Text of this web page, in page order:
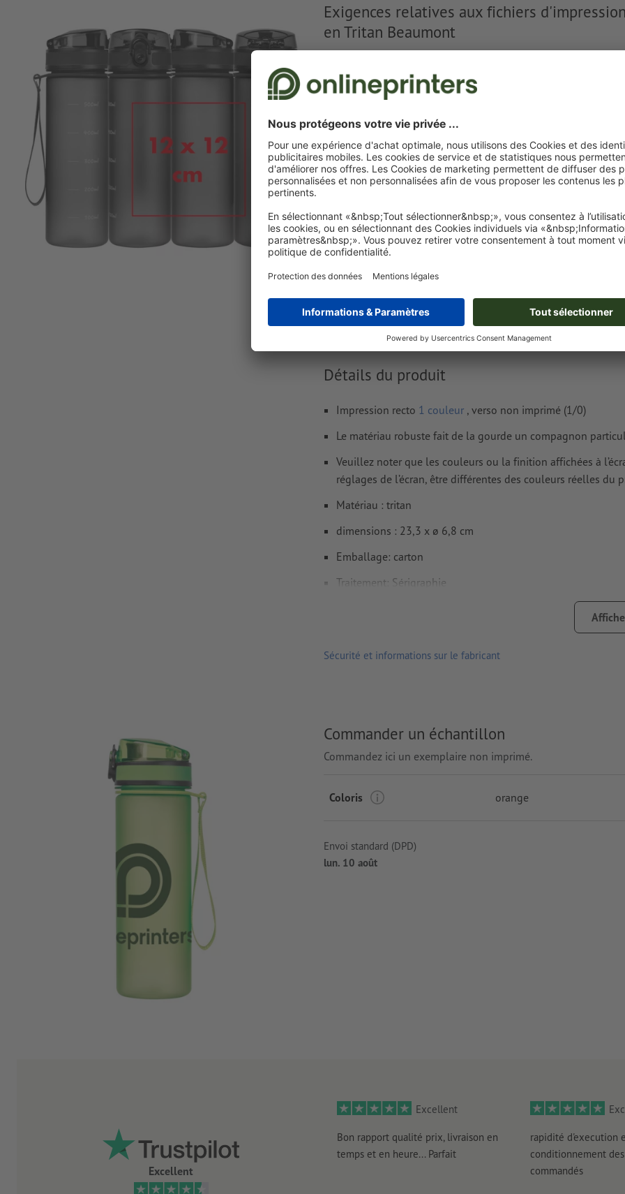
Exigences relatives aux fichiers
en Tritan Beaumont
Particularités lors de la création des données d'impression :
Pantone FORMULA GUIDE Uncoated, sauf couleurs
en cas decouleur blanche, le support peut transparaître
imprimé
images et modèles JPEG ou TIFF ne conviennent pas
Vous trouverez de plus amples informations et conseils
Comment créer correctement des fichiers d'impression?
Détails du produit
Impression recto 1 couleur , verso non imprimé (1/0)
Le matériau robuste fait de la gourde un compagnon
Veuillez noter que les couleurs ou la finition affichées à
réglages de l’écran, être différentes des couleurs réelles du
Matériau : tritan
dimensions : 23,3 x ø 6,8 cm
Emballage: carton
Traitement: Sérigraphie
Sécurité et informations sur le fabricant
Commander un échantillon
Commandez ici un exemplaire non imprimé.
Coloris orange
Envoi standard (DPD)
lun. 10 août
Excellent
Excellent
Bon rapport qualité prix, livraison en
temps et en heure... Parfait
rapidité d'execution
conditionnement
commandés